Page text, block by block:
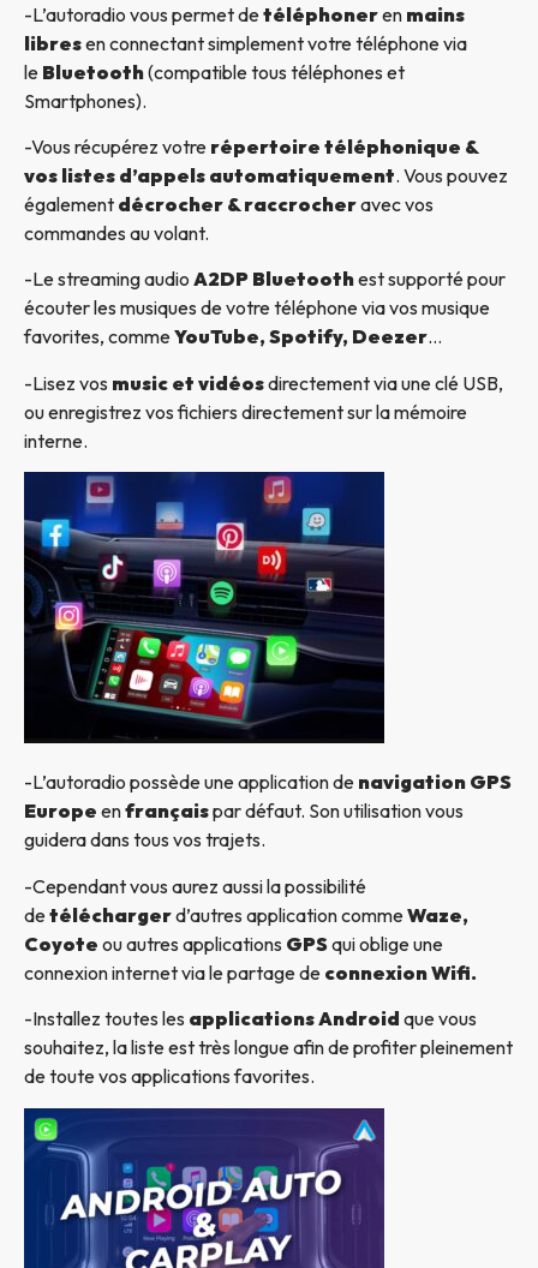
-L’autoradio vous permet detéléphoneren mains
libresen connectant simplement votre téléphone via
le Bluetooth(compatible tous téléphones et
Smartphones).
-Vous récupérez votre répertoire téléphonique &
vos listes d’appels automatiquement. Vous pouvez
également décrocher & raccrocheravec vos
commandes au volant.
-Le streaming audio A2DP Bluetoothest supporté pour
écouter les musiques de votre téléphone via vos musique
favorites, commeYouTube, Spotify, Deezer…
-Lisez vos music et vidéosdirectement via une clé USB,
ou enregistrez vos fichiers directement sur la mémoire
interne.
-L’autoradio possède une application de navigation GPS
Europe enfrançaispar défaut. Son utilisation vous
guidera dans tous vos trajets.
-Cependant vous aurez aussi la possibilité
detéléchargerd’autres application commeWaze,
Coyote ou autres applications GPSqui oblige une
connexion internet via le partage de connexion Wifi.
-Installez toutes les applications Android que vous
souhaitez, la liste est très longue afin de profiter pleinement
de toute vos applications favorites.